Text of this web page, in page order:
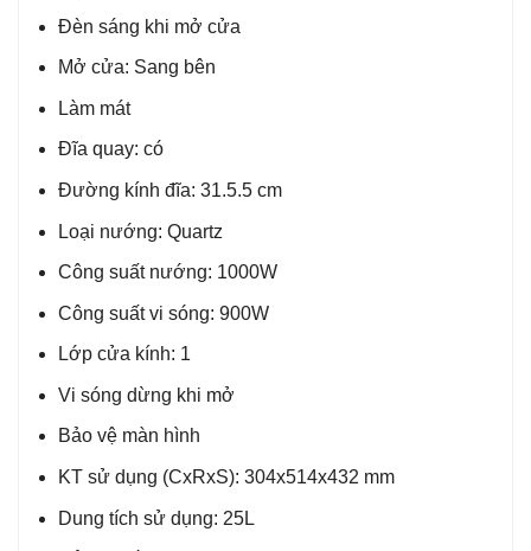
Đèn sáng khi mở cửa
Mở cửa: Sang bên
Làm mát
Đĩa quay: có
Đường kính đĩa: 31.5.5 cm
Loại nướng: Quartz
Công suất nướng: 1000W
Công suất vi sóng: 900W
Lớp cửa kính: 1
Vi sóng dừng khi mở
Bảo vệ màn hình
KT sử dụng (CxRxS): 304x514x432 mm
Dung tích sử dụng: 25L